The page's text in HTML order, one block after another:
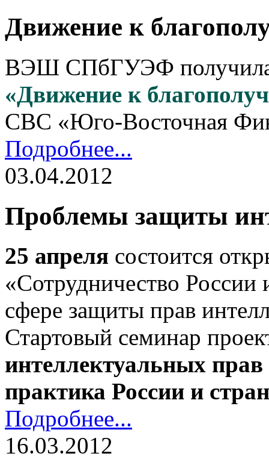
Движение к
ВЭШ СПбГУЭФ получила
«Движение к
CBC «Юго-Восточная
Подробнее...
03.04.2012
Проблемы защиты
25 апреля состоится
«Сотрудничество
сфере защиты прав
Стартовый семинар
интеллектуальных
практика России и
Подробнее...
16.03.2012